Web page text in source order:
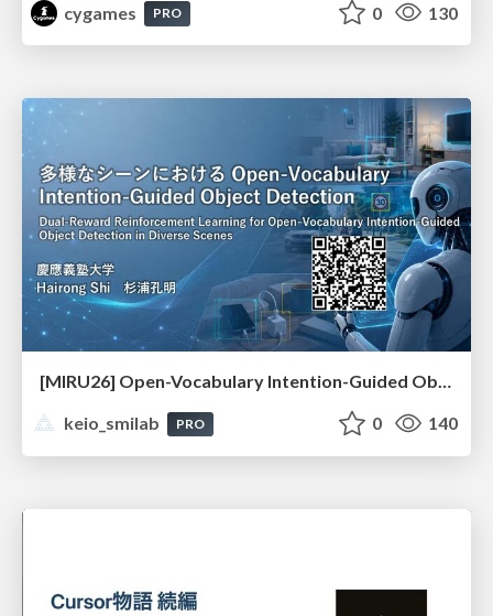
cygames
PRO 0 130
[MIRU26] Open-Vocabulary Intention-Guided Object Detection in Diverse Scenes
keio_smilab
PRO 0 140